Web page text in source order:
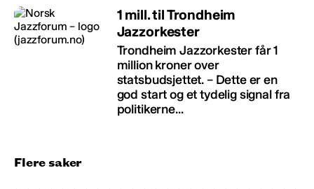
1 mill. til Trondheim
Jazzorkester
Trondheim Jazzorkester får 1
million kroner over
statsbudsjettet. – Dette er en
god start og et tydelig signal fra
politikerne...
Flere saker